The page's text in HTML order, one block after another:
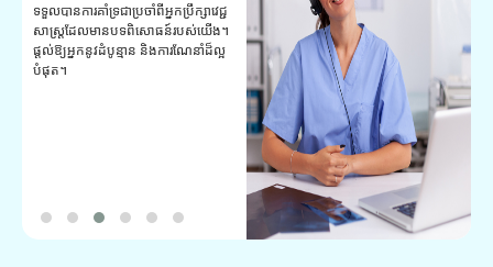
ទទួលបានការគាំទ្រជាប្រចាំពីអ្នកប្រឹក្សាវេជ្ជ
សាស្ត្រដែលមានបទពិសោធន៍របស់យើង។
ផ្តល់ឱ្យអ្នកនូវដំបូន្មាន និងការណែនាំដ៏ល្អ
បំផុត។